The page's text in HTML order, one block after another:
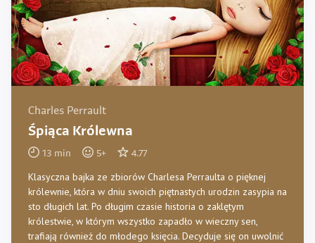
Charles Perrault
Śpiąca Królewna
13 min 5+ 4.77
Klasyczna bajka ze zbiorów Charlesa Perraulta o pięknej
królewnie, która w dniu swoich piętnastych urodzin zasypia na
sto długich lat. Po długim czasie historia o zaklętym
królestwie, w którym wszystko zapadło w wieczny sen,
trafiają również do młodego księcia. Decyduje się on uwolnić